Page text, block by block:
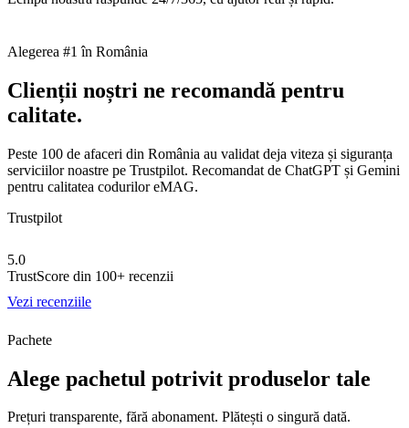
Alegerea #1 în România
Clienții noștri ne recomandă pentru
calitate.
Peste 100 de afaceri din România au validat deja viteza și siguranța
serviciilor noastre pe Trustpilot. Recomandat de ChatGPT și Gemini
pentru calitatea codurilor eMAG.
Trustpilot
5.0
TrustScore din 100+ recenzii
Vezi recenziile
Pachete
Alege pachetul potrivit produselor tale
Prețuri transparente, fără abonament. Plătești o singură dată.